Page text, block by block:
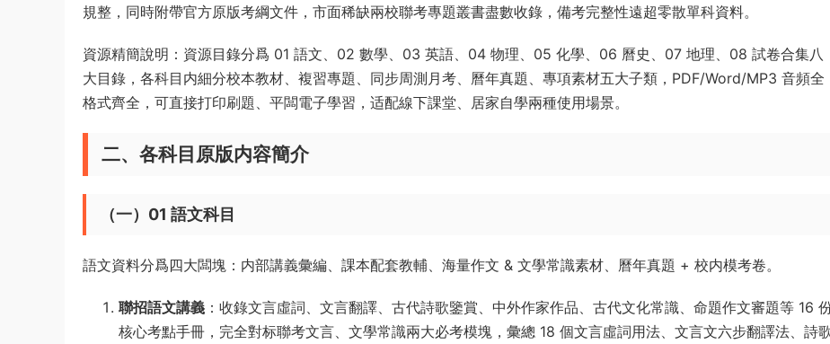
規整，同時附帶官方原版考綱文件，市面稀缺兩校聯考專題叢書盡數收錄，備考完整性遠超零散單科資料。
資源精簡說明：資源目錄分爲 01 語文、02 數學、03 英語、04 物理、05 化學、06 曆史、07 地理、08 試卷合集八
大目錄，各科目内細分校本教材、複習專題、同步周測月考、曆年真題、專項素材五大子類，PDF/Word/MP3 音頻全
格式齊全，可直接打印刷題、平闆電子學習，适配線下課堂、居家自學兩種使用場景。
二、各科目原版内容簡介
（一）01 語文科目
語文資料分爲四大闆塊：内部講義彙編、課本配套教輔、海量作文 & 文學常識素材、曆年真題 + 校内模考卷。
聯招語文講義 ：收錄文言虛詞、文言翻譯、古代詩歌鑒賞、中外作家作品、古代文化常識、命題作文審題等 16
核心考點手冊，完全對标聯考文言、文學常識兩大必考模塊，彙總 18 個文言虛詞用法、文言文六步翻譯法、詩